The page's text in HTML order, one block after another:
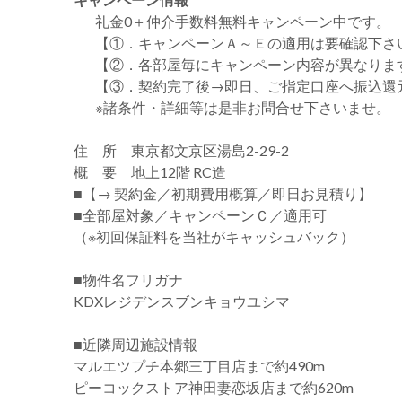
礼金0 ＋仲介手数料無料キャンペーン中です。
【①．キャンペーンＡ～Ｅの適用は要確認下さ
【②．各部屋毎にキャンペーン内容が異なりま
【③．契約完了後→即日、ご指定口座へ振込還
※諸条件・詳細等は是非お問合せ下さいませ。
住 所 東京都文京区湯島2-29-2
概 要 地上12階 RC造
■【→ 契約金／初期費用概算／即日お見積り】
■全部屋対象／キャンペーンＣ／適用可
（※初回保証料を当社がキャッシュバック）
■物件名フリガナ
KDXレジデンスブンキョウユシマ
■近隣周辺施設情報
マルエツプチ本郷三丁目店まで約490m
ピーコックストア神田妻恋坂店まで約620m